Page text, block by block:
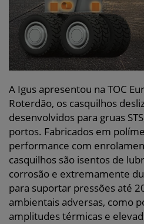
A Igus apresentou na TOC
Roterdão, os casquilhos
desenvolvidos para gruas
portos. Fabricados em
performance com
casquilhos são isentos de
corrosão e extremamente
para suportar pressões até
ambientais adversas, como
amplitudes térmicas e